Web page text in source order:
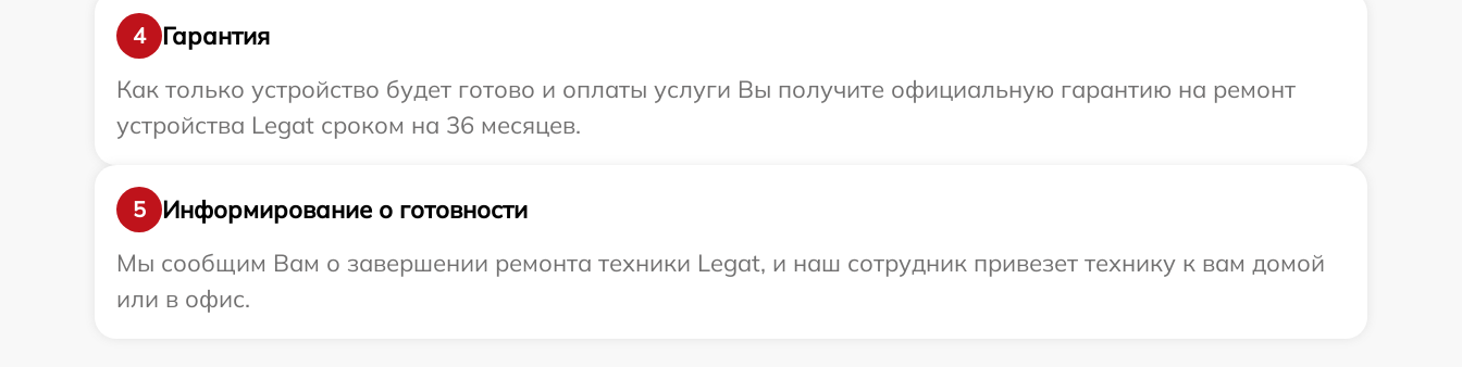
4
Гарантия
Как только устройство будет готово и оплаты услуги Вы получите официальную гарантию на ремонт
устройства Legat сроком на 36 месяцев.
5
Информирование о готовности
Мы сообщим Вам о завершении ремонта техники Legat, и наш сотрудник привезет технику к вам домой
или в офис.